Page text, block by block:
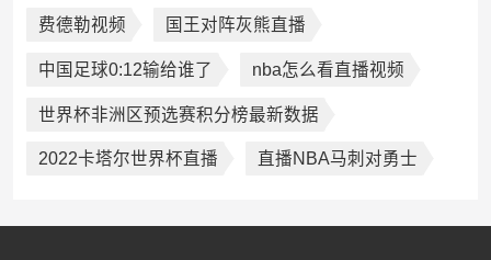
费德勒视频 国王对阵灰熊直播
中国足球0:12输给谁了 nba怎么看直播视频
世界杯非洲区预选赛积分榜最新数据
2022卡塔尔世界杯直播 直播NBA马刺对勇士